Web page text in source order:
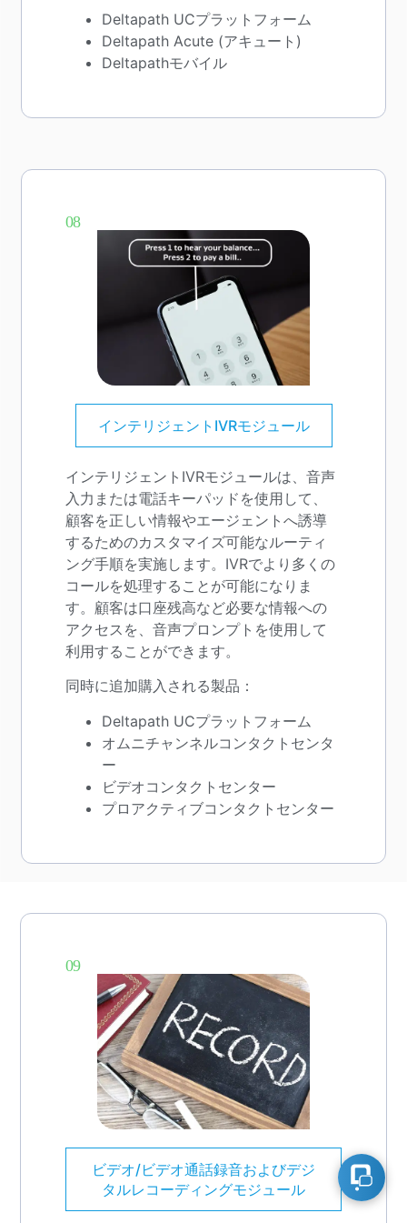
Deltapath UCプラットフォーム
Deltapath Acute (アキュート)
Deltapathモバイル
08
インテリジェントIVRモジュール
インテリジェントIVRモジュールは、音声
入力または電話キーパッドを使用して、
顧客を正しい情報やエージェントへ誘導
するためのカスタマイズ可能なルーティ
ング手順を実施します。IVRでより多くの
コールを処理することが可能になりま
す。顧客は口座残高など必要な情報への
アクセスを、音声プロンプトを使用して
利用することができます。
同時に追加購入される製品：
Deltapath UCプラットフォーム
オムニチャンネルコンタクトセンタ
ー
ビデオコンタクトセンター
プロアクティブコンタクトセンター
09
ビデオ/ビデオ通話録音およびデジ
タルレコーディングモジュール